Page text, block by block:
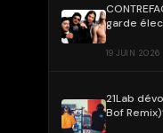
garde
19 JUIN 2026
21Lab
Bof